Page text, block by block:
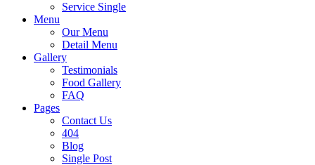
Service Single
Menu
Our Menu
Detail Menu
Gallery
Testimonials
Food Gallery
FAQ
Pages
Contact Us
404
Blog
Single Post